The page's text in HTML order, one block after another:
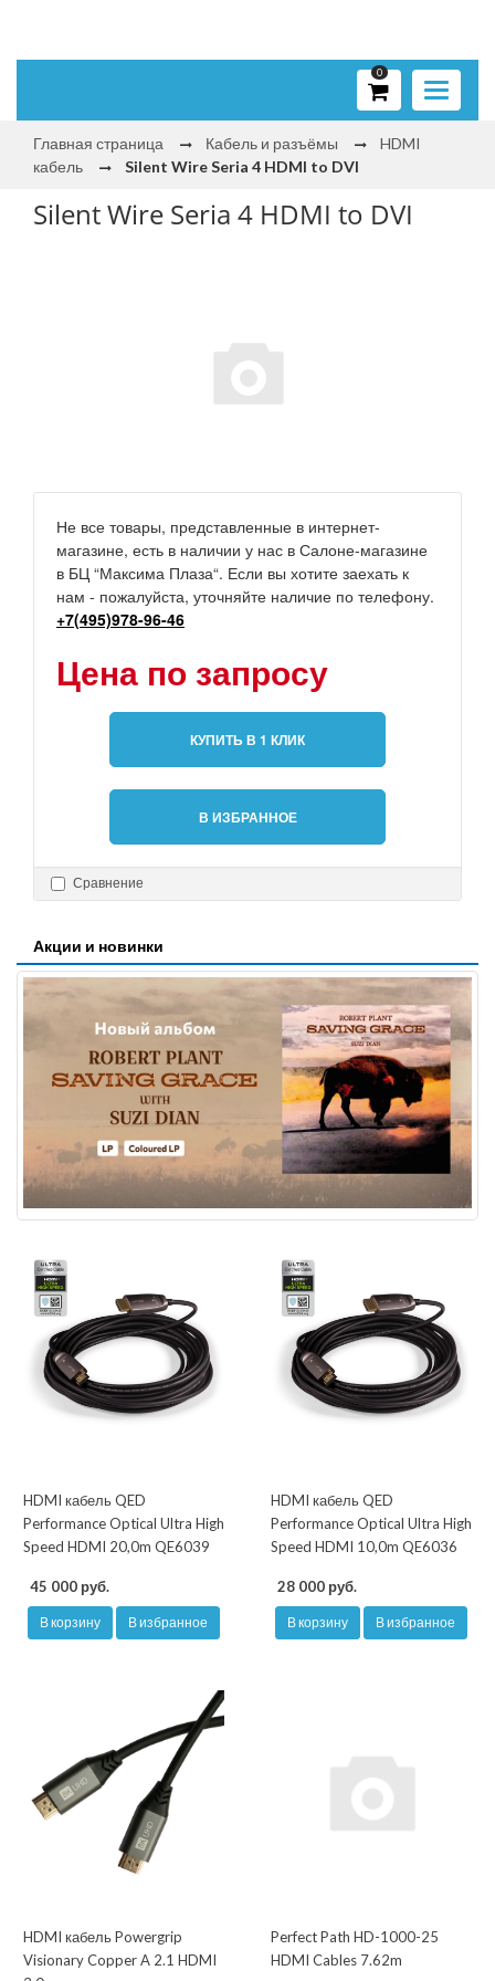
Toggle
0
Главная страница Кабель и разъёмы
HDMI
кабель
Silent Wire Seria 4 HDMI to DVI
Silent Wire Seria 4 HDMI to DVI
Не все товары, представленные в интернет-
магазине, есть в наличии у нас в Салоне-магазине
в БЦ “Максима Плаза“. Если вы хотите заехать к
нам - пожалуйста, уточняйте наличие по телефону.
+7(495)978-96-46
Цена по запросу
КУПИТЬ В 1 КЛИК
В ИЗБРАННОЕ
Сравнение
Акции и новинки
HDMI кабель QED
Performance Optical Ultra High
Speed HDMI 20,0m QE6039
45 000 руб.
В корзину В избранное
HDMI кабель QED
Performance Optical Ultra High
Speed HDMI 10,0m QE6036
28 000 руб.
В корзину В избранное
HDMI кабель Powergrip
Visionary Copper A 2.1 HDMI
Perfect Path HD-1000-25
HDMI Cables 7.62m